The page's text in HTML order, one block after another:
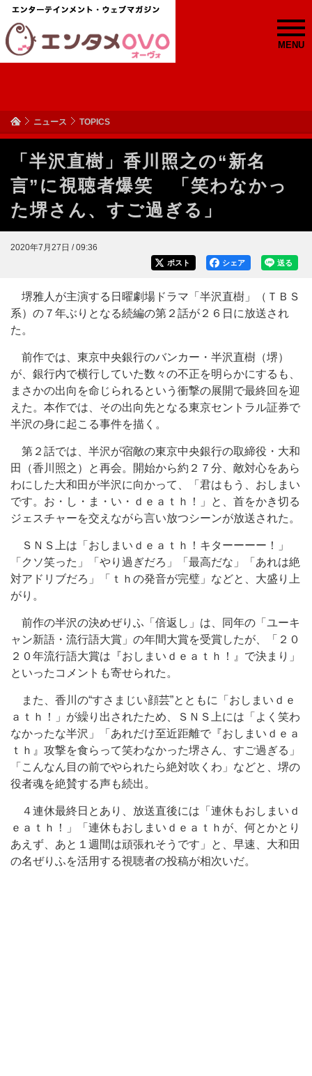
MENU
ニュース TOPICS
「半沢直樹」香川照之の“新名
言”に視聴者爆笑 「笑わなかっ
た堺さん、すご過ぎる」
2020年7月27日 / 09:36
送る
シェア
ポスト
堺雅人が主演する日曜劇場ドラマ「半沢直樹」（ＴＢＳ
系）の７年ぶりとなる続編の第２話が２６日に放送され
た。
前作では、東京中央銀行のバンカー・半沢直樹（堺）
が、銀行内で横行していた数々の不正を明らかにするも、
まさかの出向を命じられるという衝撃の展開で最終回を迎
えた。本作では、その出向先となる東京セントラル証券で
半沢の身に起こる事件を描く。
第２話では、半沢が宿敵の東京中央銀行の取締役・大和
田（香川照之）と再会。開始から約２７分、敵対心をあら
わにした大和田が半沢に向かって、「君はもう、おしまい
です。お・し・ま・い・ｄｅａｔｈ！」と、首をかき切る
ジェスチャーを交えながら言い放つシーンが放送された。
ＳＮＳ上は「おしまいｄｅａｔｈ！キターーーー！」
「クソ笑った」「やり過ぎだろ」「最高だな」「あれは絶
対アドリブだろ」「ｔｈの発音が完璧」などと、大盛り上
がり。
前作の半沢の決めぜりふ「倍返し」は、同年の「ユーキ
ャン新語・流行語大賞」の年間大賞を受賞したが、「２０
２０年流行語大賞は『おしまいｄｅａｔｈ！』で決まり」
といったコメントも寄せられた。
また、香川の“すさまじい顔芸”とともに「おしまいｄｅ
ａｔｈ！」が繰り出されたため、ＳＮＳ上には「よく笑わ
なかったな半沢」「あれだけ至近距離で『おしまいｄｅａ
ｔｈ』攻撃を食らって笑わなかった堺さん、すご過ぎる」
「こんなん目の前でやられたら絶対吹くわ」などと、堺の
役者魂を絶賛する声も続出。
４連休最終日とあり、放送直後には「連休もおしまいｄ
ｅａｔｈ！」「連休もおしまいｄｅａｔｈが、何とかとり
あえず、あと１週間は頑張れそうです」と、早速、大和田
の名ぜりふを活用する視聴者の投稿が相次いだ。